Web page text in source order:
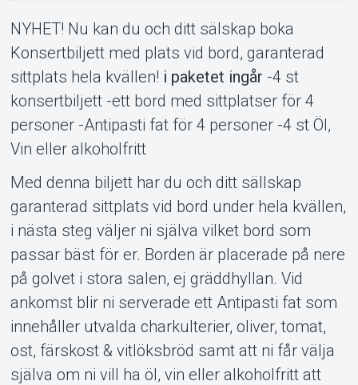
Om Tickster
NYHET! Nu kan du och ditt sälskap boka
Konsertbiljett med plats vid bord, garanterad
sittplats hela kvällen! i paketet ingår -4 st
konsertbiljett -ett bord med sittplatser för 4
personer -Antipasti fat för 4 personer -4 st Öl,
Vin eller alkoholfritt
Med denna biljett har du och ditt sällskap
garanterad sittplats vid bord under hela kvällen,
i nästa steg väljer ni själva vilket bord som
passar bäst för er. Borden är placerade på nere
på golvet i stora salen, ej gräddhyllan. Vid
ankomst blir ni serverade ett Antipasti fat som
innehåller utvalda charkulterier, oliver, tomat,
ost, färskost & vitlöksbröd samt att ni får välja
själva om ni vill ha öl, vin eller alkoholfritt att